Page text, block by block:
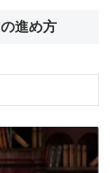
進め方